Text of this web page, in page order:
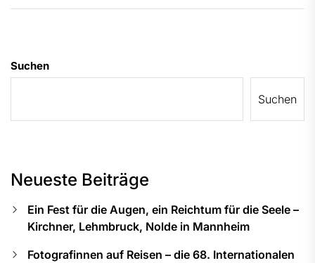
Suchen
Suchen
Neueste Beiträge
Ein Fest für die Augen, ein Reichtum für die Seele –
Kirchner, Lehmbruck, Nolde in Mannheim
Fotografinnen auf Reisen – die 68. Internationalen